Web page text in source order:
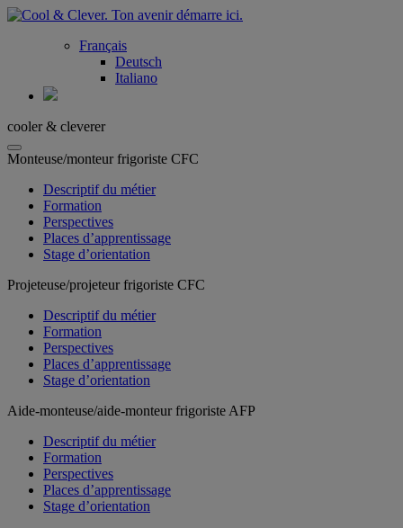
Français
Deutsch
Italiano
cooler & cleverer
Monteuse/monteur frigoriste CFC
Descriptif du métier
Formation
Perspectives
Places d’apprentissage
Stage d’orientation
Projeteuse/projeteur frigoriste CFC
Descriptif du métier
Formation
Perspectives
Places d’apprentissage
Stage d’orientation
Aide-monteuse/aide-monteur frigoriste AFP
Descriptif du métier
Formation
Perspectives
Places d’apprentissage
Stage d’orientation